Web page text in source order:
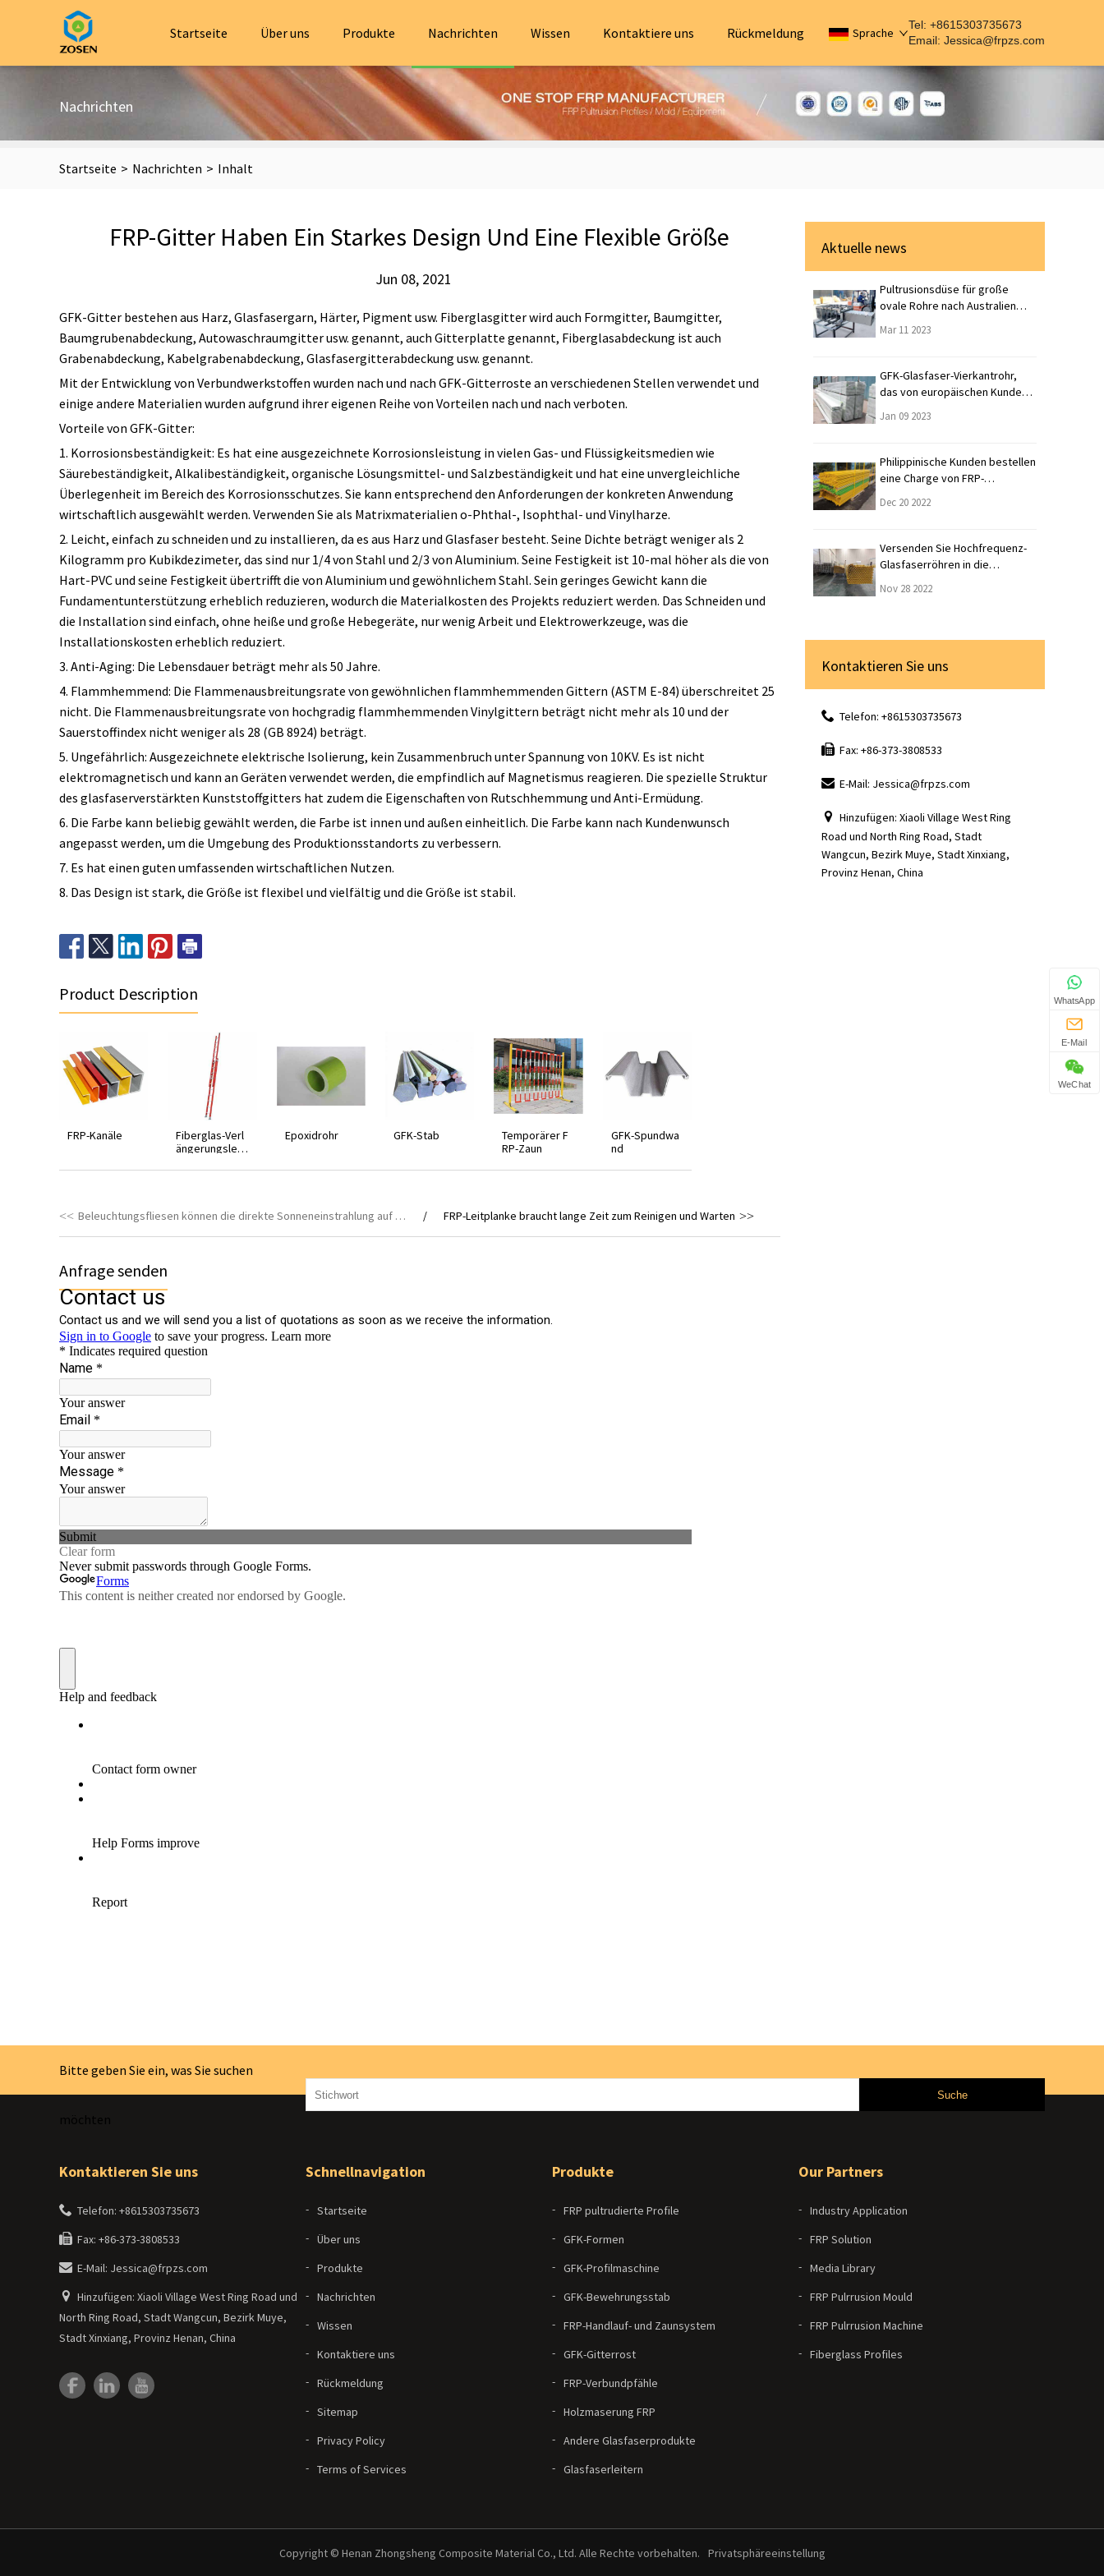
Startseite Über uns Produkte Nachrichten Wissen Kontaktiere uns Rückmeldung Sprache
Tel: +8615303735673
Email: Jessica@frpzs.com
Nachrichten
Startseite > Nachrichten > Inhalt
FRP-Gitter Haben Ein Starkes Design Und Eine Flexible Größe
Jun 08, 2021
GFK-Gitter bestehen aus Harz, Glasfasergarn, Härter, Pigment usw. Fiberglasgitter wird auch Formgitter, Baumgitter,
Baumgrubenabdeckung, Autowaschraumgitter usw. genannt, auch Gitterplatte genannt, Fiberglasabdeckung ist auch
Grabenabdeckung, Kabelgrabenabdeckung, Glasfasergitterabdeckung usw. genannt.
Mit der Entwicklung von Verbundwerkstoffen wurden nach und nach GFK-Gitterroste an verschiedenen Stellen verwendet und
einige andere Materialien wurden aufgrund ihrer eigenen Reihe von Vorteilen nach und nach verboten.
Vorteile von GFK-Gitter:
1. Korrosionsbeständigkeit: Es hat eine ausgezeichnete Korrosionsleistung in vielen Gas- und Flüssigkeitsmedien wie
Säurebeständigkeit, Alkalibeständigkeit, organische Lösungsmittel- und Salzbeständigkeit und hat eine unvergleichliche
Überlegenheit im Bereich des Korrosionsschutzes. Sie kann entsprechend den Anforderungen der konkreten Anwendung
wirtschaftlich ausgewählt werden. Verwenden Sie als Matrixmaterialien o-Phthal-, Isophthal- und Vinylharze.
2. Leicht, einfach zu schneiden und zu installieren, da es aus Harz und Glasfaser besteht. Seine Dichte beträgt weniger als 2
Kilogramm pro Kubikdezimeter, das sind nur 1/4 von Stahl und 2/3 von Aluminium. Seine Festigkeit ist 10-mal höher als die von
Hart-PVC und seine Festigkeit übertrifft die von Aluminium und gewöhnlichem Stahl. Sein geringes Gewicht kann die
Fundamentunterstützung erheblich reduzieren, wodurch die Materialkosten des Projekts reduziert werden. Das Schneiden und
die Installation sind einfach, ohne heiße und große Hebegeräte, nur wenig Arbeit und Elektrowerkzeuge, was die
Installationskosten erheblich reduziert.
3. Anti-Aging: Die Lebensdauer beträgt mehr als 50 Jahre.
4. Flammhemmend: Die Flammenausbreitungsrate von gewöhnlichen flammhemmenden Gittern (ASTM E-84) überschreitet 25
nicht. Die Flammenausbreitungsrate von hochgradig flammhemmenden Vinylgittern beträgt nicht mehr als 10 und der
Sauerstoffindex nicht weniger als 28 (GB 8924) beträgt.
5. Ungefährlich: Ausgezeichnete elektrische Isolierung, kein Zusammenbruch unter Spannung von 10KV. Es ist nicht
elektromagnetisch und kann an Geräten verwendet werden, die empfindlich auf Magnetismus reagieren. Die spezielle Struktur
des glasfaserverstärkten Kunststoffgitters hat zudem die Eigenschaften von Rutschhemmung und Anti-Ermüdung.
6. Die Farbe kann beliebig gewählt werden, die Farbe ist innen und außen einheitlich. Die Farbe kann nach Kundenwunsch
angepasst werden, um die Umgebung des Produktionsstandorts zu verbessern.
7. Es hat einen guten umfassenden wirtschaftlichen Nutzen.
8. Das Design ist stark, die Größe ist flexibel und vielfältig und die Größe ist stabil.
Product Description
FRP-Kanäle
Fiberglas-Verl
ängerungsleit
Epoxidrohr GFK-Stab
Temporärer F
RP-Zaun
GFK-Spundwa
nd
Beleuchtungsfliesen können die direkte Sonneneinstrahlung auf uns reduzieren FRP-Leitplanke braucht lange Zeit zum Reinigen und Warten
Anfrage senden
Aktuelle news
Pultrusionsdüse für große
ovale Rohre nach Australien
Mar 11 2023
GFK-Glasfaser-Vierkantrohr,
das von europäischen Kunden
Jan 09 2023
Philippinische Kunden bestellen
eine Charge von FRP-
Dec 20 2022
Versenden Sie Hochfrequenz-
Glasfaserröhren in die
Nov 28 2022
Kontaktieren Sie uns
Telefon: +8615303735673
Fax: +86-373-3808533
E-Mail: Jessica@frpzs.com
Hinzufügen: Xiaoli Village West Ring
Road und North Ring Road, Stadt
Wangcun, Bezirk Muye, Stadt Xinxiang,
Provinz Henan, China
Bitte geben Sie ein, was Sie suchen
Kontaktieren Sie uns
Telefon: +8615303735673
Fax: +86-373-3808533
E-Mail: Jessica@frpzs.com
Hinzufügen: Xiaoli Village West Ring Road und
North Ring Road, Stadt Wangcun, Bezirk Muye,
Stadt Xinxiang, Provinz Henan, China
Schnellnavigation
Startseite
Über uns
Produkte
Nachrichten
Wissen
Kontaktiere uns
Rückmeldung
Sitemap
Privacy Policy
Terms of Services
Produkte
FRP pultrudierte Profile
GFK-Formen
GFK-Profilmaschine
GFK-Bewehrungsstab
FRP-Handlauf- und Zaunsystem
GFK-Gitterrost
FRP-Verbundpfähle
Holzmaserung FRP
Andere Glasfaserprodukte
Glasfaserleitern
Our Partners
Industry Application
FRP Solution
Media Library
FRP Pulrrusion Mould
FRP Pulrrusion Machine
Fiberglass Profiles
Copyright © Henan Zhongsheng Composite Material Co., Ltd. Alle Rechte vorbehalten. Privatsphäreeinstellung
WhatsApp
E-Mail
WeChat